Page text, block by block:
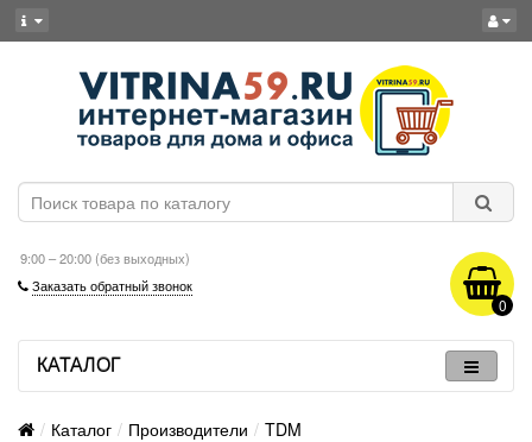
9:00 – 20:00 (без выходных)
Заказать обратный звонок
0
КАТАЛОГ
Каталог Производители TDM